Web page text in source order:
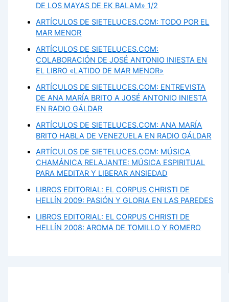
DE LOS MAYAS DE EK BALAM» 1/2
ARTÍCULOS DE SIETELUCES.COM: TODO POR EL
MAR MENOR
ARTÍCULOS DE SIETELUCES.COM:
COLABORACIÓN DE JOSÉ ANTONIO INIESTA EN
EL LIBRO «LATIDO DE MAR MENOR»
ARTÍCULOS DE SIETELUCES.COM: ENTREVISTA
DE ANA MARÍA BRITO A JOSÉ ANTONIO INIESTA
EN RADIO GÁLDAR
ARTÍCULOS DE SIETELUCES.COM: ANA MARÍA
BRITO HABLA DE VENEZUELA EN RADIO GÁLDAR
ARTÍCULOS DE SIETELUCES.COM: MÚSICA
CHAMÁNICA RELAJANTE: MÚSICA ESPIRITUAL
PARA MEDITAR Y LIBERAR ANSIEDAD
LIBROS EDITORIAL: EL CORPUS CHRISTI DE
HELLÍN 2009: PASIÓN Y GLORIA EN LAS PAREDES
LIBROS EDITORIAL: EL CORPUS CHRISTI DE
HELLÍN 2008: AROMA DE TOMILLO Y ROMERO